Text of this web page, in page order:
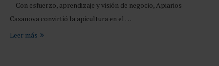
Con esfuerzo, aprendizaje y visión de negocio, Apiarios
Casanova convirtió la apicultura en el …
Leer más